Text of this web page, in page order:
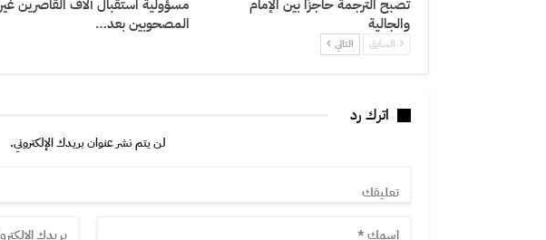
تصبح الترجمة حاجزًا بين الإمام
والجالية
مسؤولية استقبال آلاف القاصرين غير
المصحوبين بعد…
السابق التالي
اترك رد
لن يتم نشر عنوان بريدك الإلكتروني.